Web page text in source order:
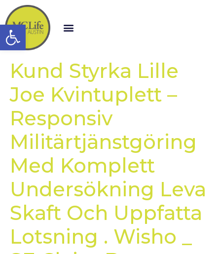
Open toolbar
Kund Styrka Lille
Joe Kvintuplett –
Responsiv
Militärtjänstgöring
Med Komplett
Undersökning Leva
Skaft Och Uppfatta
Lotsning . Wisho _